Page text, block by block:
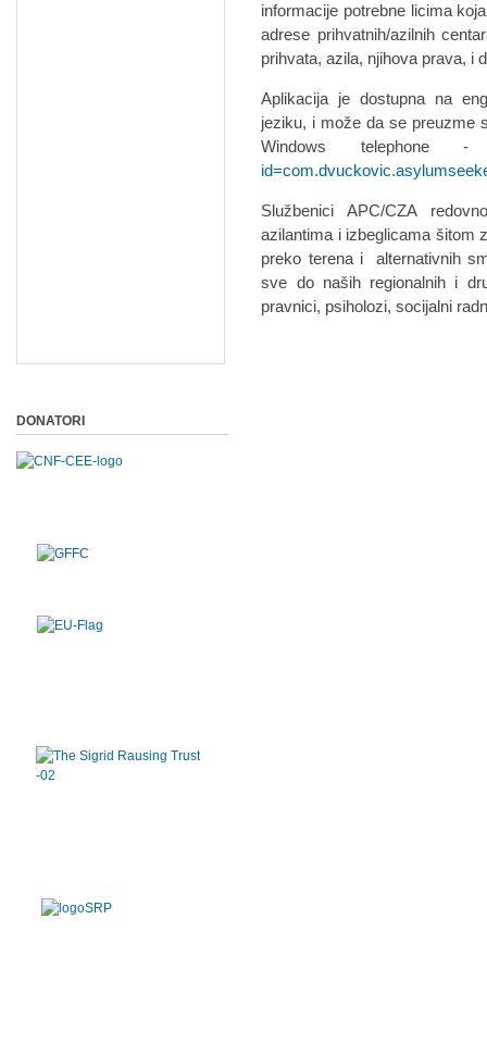
informacije potrebne licima
adrese prihvatnih/azilnih
prihvata, azila, njihova prava, i
Aplikacija je dostupna na
jeziku, i može da se preuzme
Windows
Službenici APC/CZA
azilantima i izbeglicama šitom
preko terena i alternativnih
sve do naših regionalnih i
pravnici, psiholozi, socijalni
DONATORI